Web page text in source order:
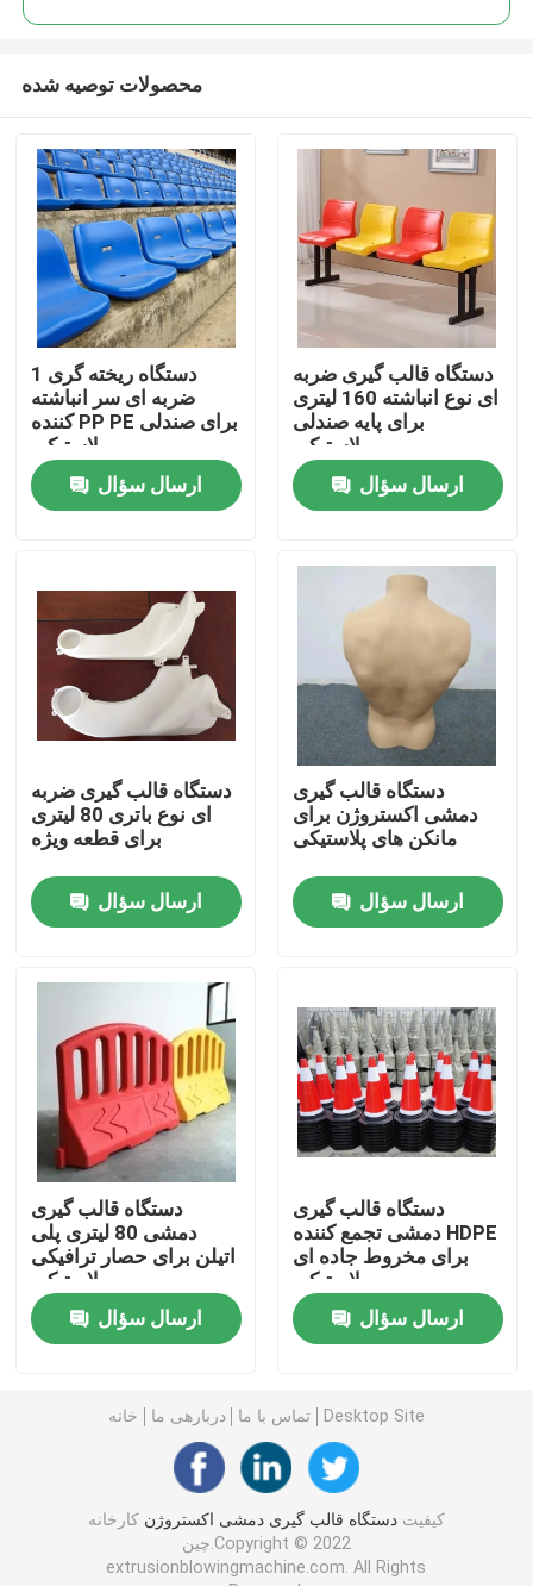
خانه
دربارهی ما
اطلاعات تماس
محصولات
نمایش VR
دستگاه قالب گیری دمشی اکستروژن
ماشین قالب گیری دمشی اتوماتیک
دستگاه قالب گیری دمشی بطری پلاستیکی
ماشین قالب گیری PP ضربه
ماشین قالب گیری با سرعت بالا
قالب گیری دمشی اکستروژن پیوسته
ماشین قالب گیری دمشی انباشته
دستگاه قالب گیری ضربه ای دو ایستگاه
ماشین کمکی پلاستیک
ماشین قالب گیری دمشی تمام الکتریک
محصولات توصیه شده
1 دستگاه ریخته گری
ضربه ای سر انباشته
کننده PP PE برای صندلی
پلاستیکی
ارسال سؤال
دستگاه قالب گیری ضربه
ای نوع انباشته 160 لیتری
برای پایه صندلی
پلاستیکی
ارسال سؤال
دستگاه قالب گیری ضربه
ای نوع باتری 80 لیتری
برای قطعه ویژه
ارسال سؤال
دستگاه قالب گیری
دمشی اکستروژن برای
مانکن های پلاستیکی
ارسال سؤال
دستگاه قالب گیری
دمشی 80 لیتری پلی
اتیلن برای حصار ترافیکی
پلاستیکی
ارسال سؤال
دستگاه قالب گیری
دمشی تجمع کننده HDPE
برای مخروط جاده ای
پلاستیکی
ارسال سؤال
خانه دربارهی ما تماس با ما Desktop Site
کیفیتدستگاه قالب گیری دمشی اکستروژن کارخانه
چین.Copyright © 2022
extrusionblowingmachine.com. All Rights